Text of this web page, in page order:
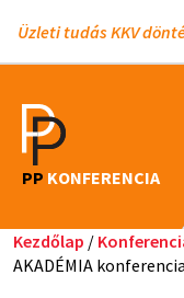
Üzleti tudás KKV
PP KONFERENCIA
Kezdőlap /
AKADÉMIA